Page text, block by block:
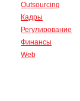
Outsourcing
Кадры
Регулирование
Финансы
Web